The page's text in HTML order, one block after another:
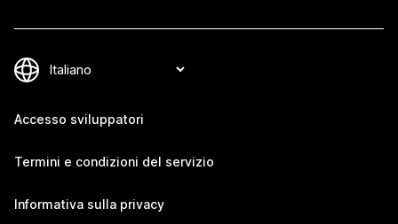
Accesso sviluppatori
Termini e condizioni del servizio
Informativa sulla privacy